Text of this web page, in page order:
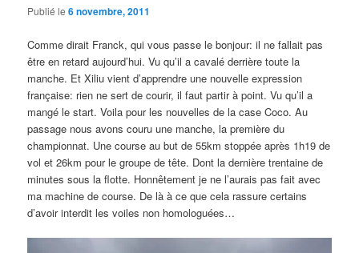
Publié le6 novembre, 2011
Comme dirait Franck, qui vous passe le bonjour: il ne fallait pas
être en retard aujourd’hui. Vu qu’il a cavalé derrière toute la
manche. Et Xiliu vient d’apprendre une nouvelle expression
française: rien ne sert de courir, il faut partir à point. Vu qu’il a
mangé le start. Voila pour les nouvelles de la case Coco. Au
passage nous avons couru une manche, la première du
championnat. Une course au but de 55km stoppée après 1h19 de
vol et 26km pour le groupe de tête. Dont la dernière trentaine de
minutes sous la flotte. Honnêtement je ne l’aurais pas fait avec
ma machine de course. De là à ce que cela rassure certains
d’avoir interdit les voiles non homologuées…